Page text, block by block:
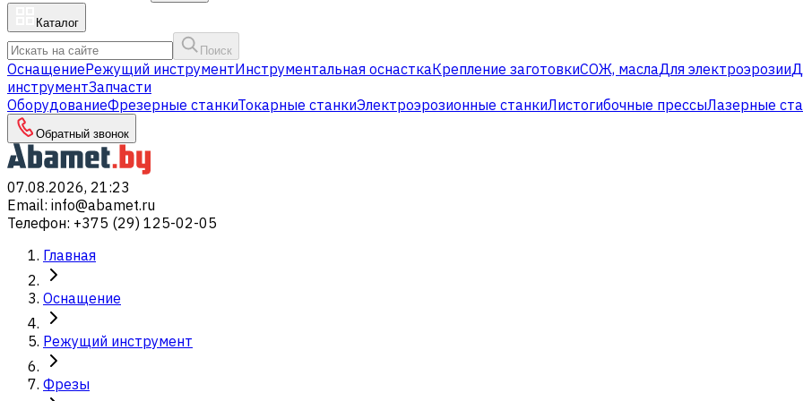
Каталог
Поиск
ОснащениеРежущий инструментИнструментальная оснасткаКрепление заготовкиСОЖ, маслаДля электроэрозии
инструментЗапчасти
ОборудованиеФрезерные станкиТокарные станкиЭлектроэрозионные станкиЛистогибочные прессыЛазерные
Обратный звонок
07.08.2026, 21:23
Email: info@abamet.ru
Телефон: +375 (29) 125-02-05
Главная
Оснащение
Режущий инструмент
Фрезы